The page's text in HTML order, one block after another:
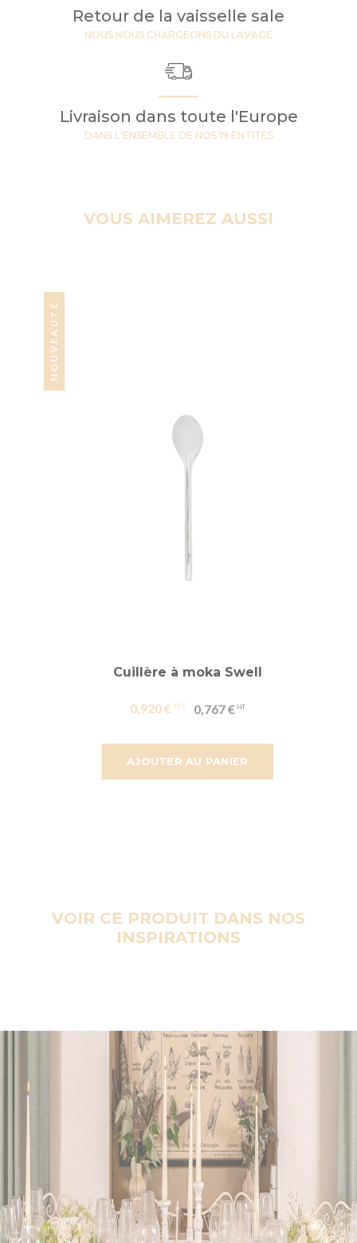
Retour de la vaisselle sale
NOUS NOUS CHARGEONS DU LAVAGE
Livraison dans toute l'Europe
DANS L'ENSEMBLE DE NOS 19 ENTITES
VOUS AIMEREZ AUSSI
NOUVEAUTÉ
AJOUTER AU PANIER
Cuillère à moka Swell
0,920 € 0,767 €
VOIR CE PRODUIT DANS NOS
INSPIRATIONS